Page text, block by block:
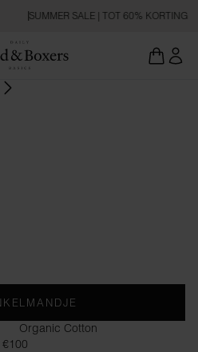
SUMMER SALE | TOT 60% KORTING
Organic Cotton